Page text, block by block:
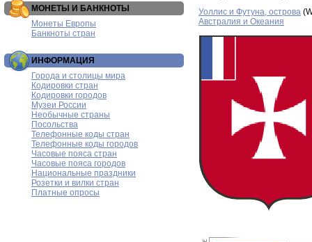
МОНЕТЫ И БАНКНОТЫ
Монеты Европы
Банкноты стран
ИНФОРМАЦИЯ
Города и столицы мира
Кодировки стран
Кодировки городов
Музеи России
Необычные страны
Посольства
Телефонные коды стран
Телефонные коды городов
Часовые пояса стран
Часовые пояса городов
Национальные праздники
Розетки и вилки стран
Платные опросы
Уоллис и Футуна, острова
Австралия и Океания